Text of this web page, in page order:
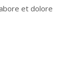
et dolore